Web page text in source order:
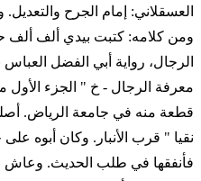
العسقلاني: إمام الجرح
ومن كلامه: كتبت بيدي ألف ألف
الرجال، رواية أبي الفضل
معرفة الرجال - خ " الجزء الأول
قطعة منه في جامعة الرياض.
نقيا " قرب الأنبار. وكان أبوه
فأنفقها في طلب الحديث. وعاش